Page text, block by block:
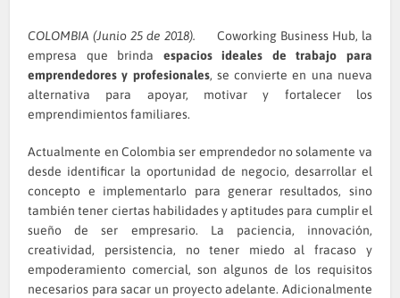
COLOMBIA (Junio 25 de 2018). Coworking Business Hub, la
empresa que brinda espacios ideales de trabajo para
emprendedores y profesionales, se convierte en una nueva
alternativa para apoyar, motivar y fortalecer los
emprendimientos familiares.
Actualmente en Colombia ser emprendedor no solamente va
desde identificar la oportunidad de negocio, desarrollar el
concepto e implementarlo para generar resultados, sino
también tener ciertas habilidades y aptitudes para cumplir el
sueño de ser empresario. La paciencia, innovación,
creatividad, persistencia, no tener miedo al fracaso y
empoderamiento comercial, son algunos de los requisitos
necesarios para sacar un proyecto adelante. Adicionalmente